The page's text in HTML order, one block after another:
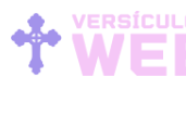
Skip
to
content